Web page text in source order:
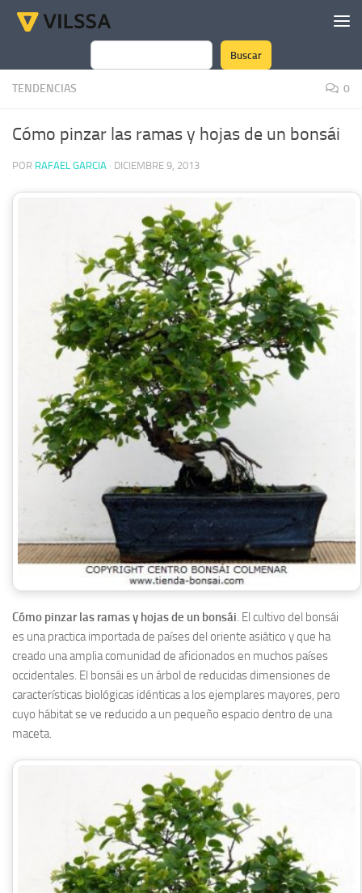
Saltar al contenido
Buscar
Buscar
TENDENCIAS 0
Cómo pinzar las ramas y hojas de un bonsái
POR RAFAEL GARCIA · DICIEMBRE 9, 2013
Cómo pinzar las ramas y hojas de un bonsái. El cultivo del bonsái
es una practica importada de países del oriente asiático y que ha
creado una amplia comunidad de aficionados en muchos países
occidentales. El bonsái es un árbol de reducidas dimensiones de
características biológicas idénticas a los ejemplares mayores, pero
cuyo hábitat se ve reducido a un pequeño espacio dentro de una
maceta.